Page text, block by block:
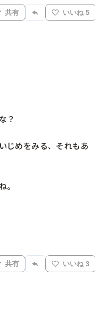
共有 いいね 5
？
じめをみる、それもあ
共有 いいね 3